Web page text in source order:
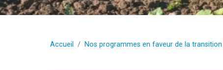
Accueil Nos programmes en faveur de la